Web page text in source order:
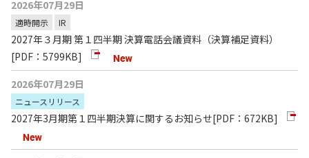
2026年07月29日
適時開示 IR
2027年３月期 第１四半期 決算電話会議資料（決算補足資料）
[PDF：5799KB]
2026年07月29日
ニュースリリース
2027年3月期第１四半期決算に関するお知らせ[PDF：672KB]